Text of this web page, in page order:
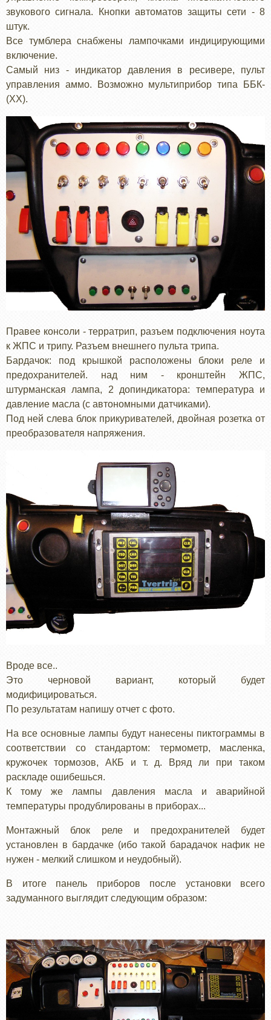
звукового сигнала. Кнопки автоматов защиты сети - 8
штук.
Все тумблера снабжены лампочками индицирующими
включение.
Самый низ - индикатор давления в ресивере, пульт
управления аммо. Возможно мультиприбор типа ББК-
(ХХ).
Правее консоли - терратрип, разъем подключения ноута
к ЖПС и трипу. Разъем внешнего пульта трипа.
Бардачок: под крышкой расположены блоки реле и
предохранителей. над ним - кронштейн ЖПС,
штурманская лампа, 2 допиндикатора: температура и
давление масла (с автономными датчиками).
Под ней слева блок прикуривателей, двойная розетка от
преобразователя напряжения.
Вроде все..
Это черновой вариант, который будет
модифицироваться.
По результатам напишу отчет с фото.
На все основные лампы будут нанесены пиктограммы в
соответствии со стандартом: термометр, масленка,
кружочек тормозов, АКБ и т. д. Вряд ли при таком
раскладе ошибешься.
К тому же лампы давления масла и аварийной
температуры продублированы в приборах...
Монтажный блок реле и предохранителей будет
установлен в бардачке (ибо такой барадачок нафик не
нужен - мелкий слишком и неудобный).
В итоге панель приборов после установки всего
задуманного выглядит следующим образом: